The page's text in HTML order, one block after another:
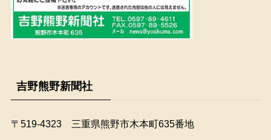
吉野熊野新聞社
〒519-4323 三重県熊野市木本町635番地